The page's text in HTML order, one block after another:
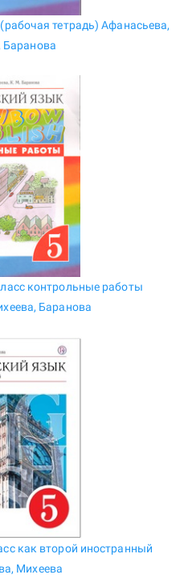
тетрадь) Афанасьева,
Баранова
контрольные работы
Баранова
как второй иностранный
Михеева